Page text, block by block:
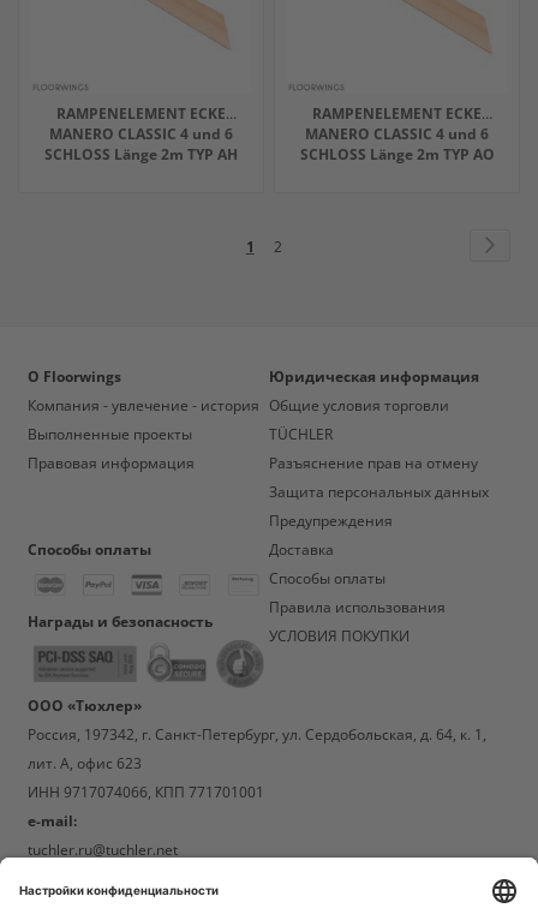
RAMPENELEMENT ECKE
MANERO CLASSIC 4 und 6
SCHLOSS Länge 2m TYP AH
RAMPENELEMENT ECKE
MANERO CLASSIC 4 und 6
SCHLOSS Länge 2m TYP AO
Страница
You're
1 Страница
2
O Floorwings
Компания - увлечение - история
Выполненные проекты
Правовая информация
Способы оплаты
Награды и безопасность
Юридическая информация
Общие условия торговли
TÜCHLER
Разъяснение прав на отмену
Защита персональных данных
Предупреждения
Доставка
Способы оплаты
Правила использования
УСЛОВИЯ ПОКУПКИ
ООО «Тюхлер»
Россия, 197342, г. Санкт-Петербург, ул. Сердобольская, д. 64, к. 1,
лит. А, офис 623
ИНН 9717074066, КПП 771701001
e-mail:
tuchler.ru@tuchler.net